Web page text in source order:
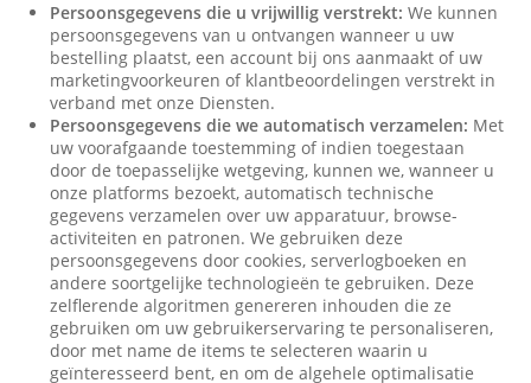
Persoonsgegevens die u vrijwillig verstrekt: We kunnen
persoonsgegevens van u ontvangen wanneer u uw
bestelling plaatst, een account bij ons aanmaakt of uw
marketingvoorkeuren of klantbeoordelingen verstrekt in
verband met onze Diensten.
Persoonsgegevens die we automatisch verzamelen: Met
uw voorafgaande toestemming of indien toegestaan
door de toepasselijke wetgeving, kunnen we, wanneer u
onze platforms bezoekt, automatisch technische
gegevens verzamelen over uw apparatuur, browse-
activiteiten en patronen. We gebruiken deze
persoonsgegevens door cookies, serverlogboeken en
andere soortgelijke technologieën te gebruiken. Deze
zelflerende algoritmen genereren inhouden die ze
gebruiken om uw gebruikerservaring te personaliseren,
door met name de items te selecteren waarin u
geïnteresseerd bent, en om de algehele optimalisatie